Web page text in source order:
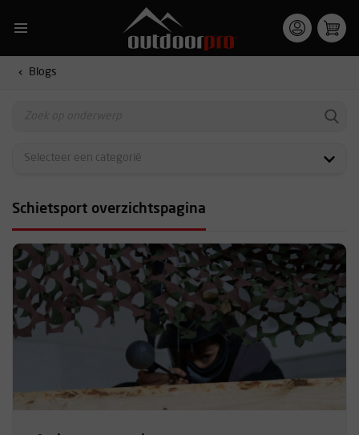
Blogs
Schietsport overzichtspagina